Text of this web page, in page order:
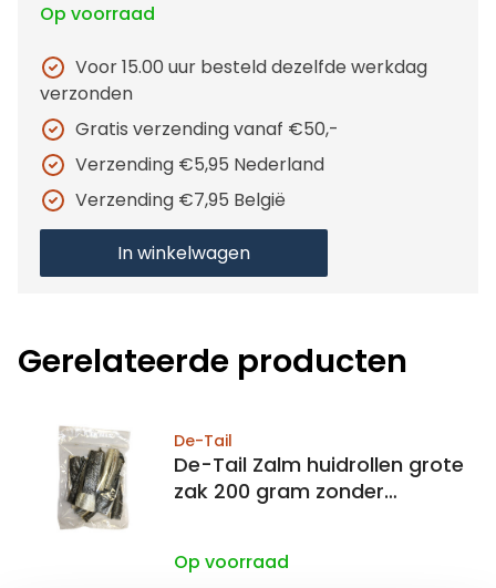
Op voorraad
Voor 15.00 uur besteld dezelfde werkdag
verzonden
Gratis verzending vanaf €50,-
Verzending €5,95 Nederland
Verzending €7,95 België
In winkelwagen
Gerelateerde producten
De-Tail
De-Tail Zalm huidrollen grote
zak 200 gram zonder
Op voorraad